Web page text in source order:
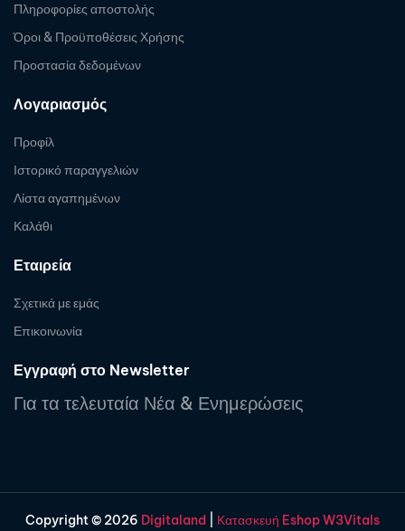
Πληροφορίες αποστολής
Όροι & Προϋποθέσεις Χρήσης
Προστασία δεδομένων
Λογαριασμός
Προφίλ
Ιστορικό παραγγελιών
Λίστα αγαπημένων
Καλάθι
Εταιρεία
Σχετικά με εμάς
Επικοινωνία
Εγγραφή στο Newsletter
Για τα τελευταία Νέα & Ενημερώσεις
Copyright © 2026 Digitaland Κατασκευή Eshop W3Vitals